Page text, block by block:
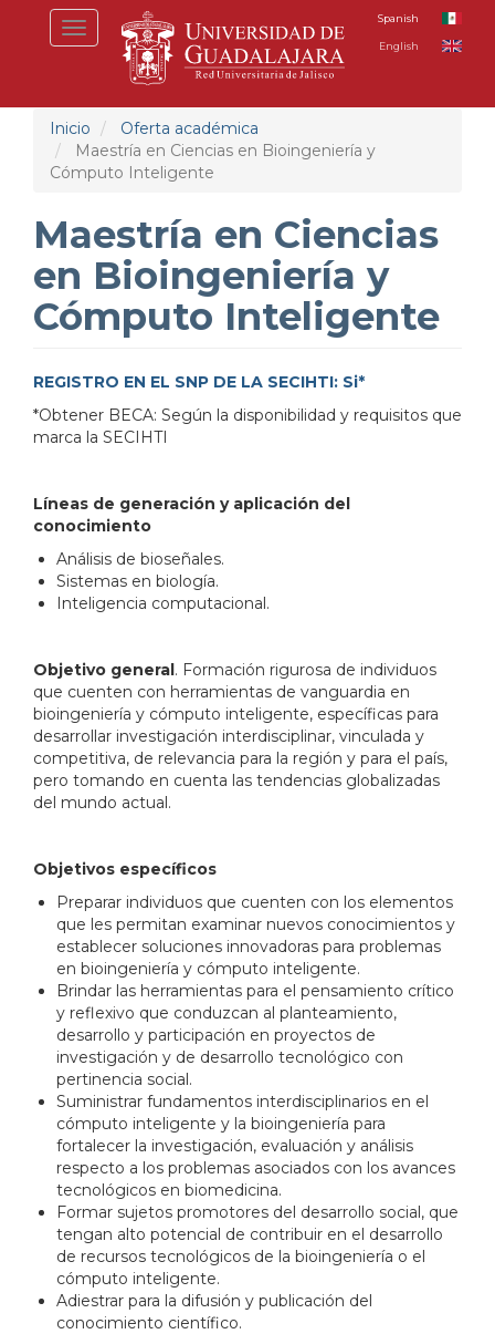
Toggle
navigation
Spanish
English
Inicio
Oferta académica
Maestría en Ciencias en Bioingeniería y
Cómputo Inteligente
Maestría en Ciencias
en Bioingeniería y
Cómputo Inteligente
REGISTRO EN EL SNP DE LA SECIHTI: Si*
*Obtener BECA: Según la disponibilidad y requisitos que
marca la SECIHTI
Líneas de generación y aplicación del
conocimiento
Análisis de bioseñales.
Sistemas en biología.
Inteligencia computacional.
Objetivo general. Formación rigurosa de individuos
que cuenten con herramientas de vanguardia en
bioingeniería y cómputo inteligente, específicas para
desarrollar investigación interdisciplinar, vinculada y
competitiva, de relevancia para la región y para el país,
pero tomando en cuenta las tendencias globalizadas
del mundo actual.
Objetivos específicos
Preparar individuos que cuenten con los elementos
que les permitan examinar nuevos conocimientos y
establecer soluciones innovadoras para problemas
en bioingeniería y cómputo inteligente.
Brindar las herramientas para el pensamiento crítico
y reflexivo que conduzcan al planteamiento,
desarrollo y participación en proyectos de
investigación y de desarrollo tecnológico con
pertinencia social.
Suministrar fundamentos interdisciplinarios en el
cómputo inteligente y la bioingeniería para
fortalecer la investigación, evaluación y análisis
respecto a los problemas asociados con los avances
tecnológicos en biomedicina.
Formar sujetos promotores del desarrollo social, que
tengan alto potencial de contribuir en el desarrollo
de recursos tecnológicos de la bioingeniería o el
cómputo inteligente.
Adiestrar para la difusión y publicación del
conocimiento científico.